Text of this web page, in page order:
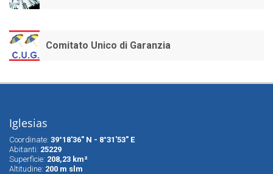
Comitato Unico di Garanzia
Iglesias
Coordinate: 39°18'36" N - 8°31'53" E
Abitanti: 25229
Superfìcie: 208,23 km²
Altitudine: 200 m slm